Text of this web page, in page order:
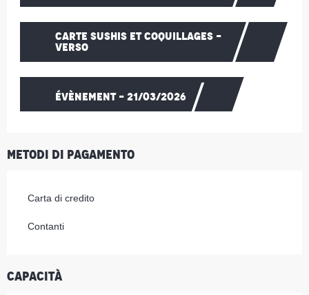
CARTE SUSHIS ET COQUILLAGES -
VERSO
ÉVÈNEMENT - 21/03/2026
Metodi di pagamento
Carta di credito
Contanti
Capacità